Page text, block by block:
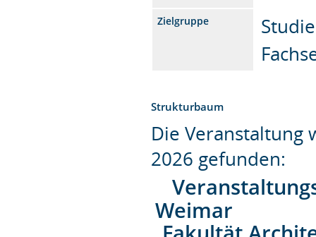
Zielgruppe
Strukturbaum
Die Veranstaltung
2026 gefunden:
Weimar